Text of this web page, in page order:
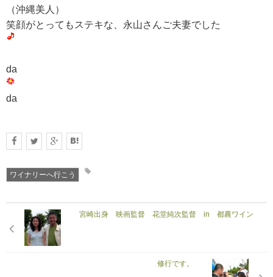
（沖縄美人）
笑顔がとってもステキな、永山さんご夫妻でした
da
da
ワイナリーへ行こう
宮崎出身 映画監督 花堂純次監督 in 都農ワイン
修行です。